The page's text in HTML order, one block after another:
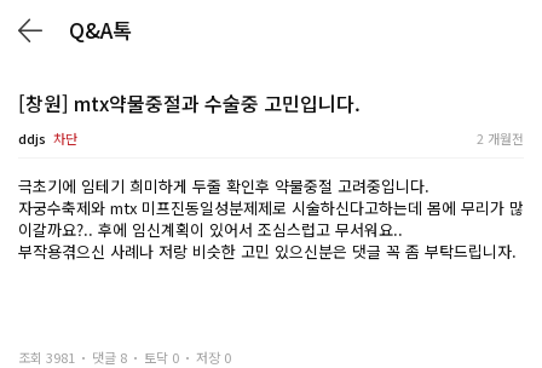
Q&A톡
[창원] mtx약물중절과 수술중 고민입니다.
ddjs 차단 2 개월전
극초기에 임테기 희미하게 두줄 확인후 약물중절 고려중입니다.
자궁수축제와 mtx 미프진동일성분제제로 시술하신다고하는데 몸에 무리가 많
이갈까요?.. 후에 임신계획이 있어서 조심스럽고 무서워요..
부작용겪으신 사례나 저랑 비슷한 고민 있으신분은 댓글 꼭 좀 부탁드립니자.
조회 3981 댓글 8 토닥 0 저장 0